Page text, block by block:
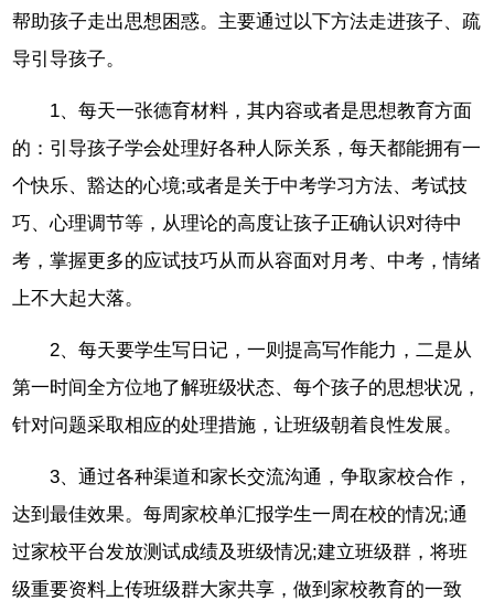
帮助孩子走出思想困惑。主要通过以下方法走进孩子、疏
导引导孩子。
1、每天一张德育材料，其内容或者是思想教育方面
的：引导孩子学会处理好各种人际关系，每天都能拥有一
个快乐、豁达的心境;或者是关于中考学习方法、考试技
巧、心理调节等，从理论的高度让孩子正确认识对待中
考，掌握更多的应试技巧从而从容面对月考、中考，情绪
上不大起大落。
2、每天要学生写日记，一则提高写作能力，二是从
第一时间全方位地了解班级状态、每个孩子的思想状况，
针对问题采取相应的处理措施，让班级朝着良性发展。
3、通过各种渠道和家长交流沟通，争取家校合作，
达到最佳效果。每周家校单汇报学生一周在校的情况;通
过家校平台发放测试成绩及班级情况;建立班级群，将班
级重要资料上传班级群大家共享，做到家校教育的一致